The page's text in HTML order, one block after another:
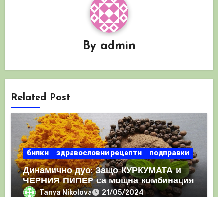
By admin
Related Post
билки здравословни рецепти подправки
Динамично дуо: Защо КУРКУМАТА и
ЧЕРНИЯ ПИПЕР са мощна комбинация
Tanya Nikolova 21/05/2024